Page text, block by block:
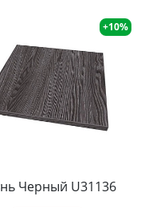
+10%
Черный U31136